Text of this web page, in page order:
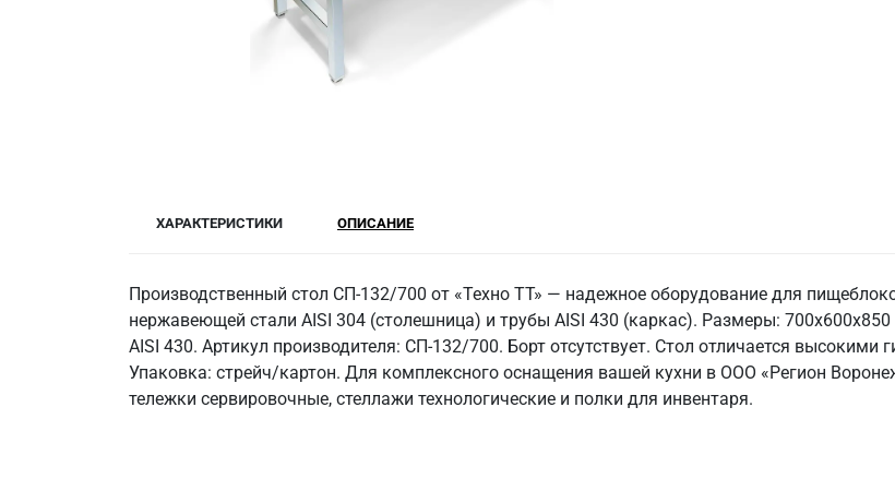
ХАРАКТЕРИСТИКИ ОПИСАНИЕ
Производственный стол СП-132/700 от «Техно ТТ» — надежное оборудование для
нержавеющей стали AISI 304 (столешница) и трубы AISI 430 (каркас). Размеры:
AISI 430. Артикул производителя: СП-132/700. Борт отсутствует. Стол отличается
Упаковка: стрейч/картон. Для комплексного оснащения вашей кухни в ООО «Регион
тележки сервировочные, стеллажи технологические и полки для инвентаря.